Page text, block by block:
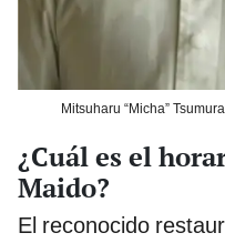
Mitsuharu “Micha”
¿Cuál es el
Maido?
El reconocido